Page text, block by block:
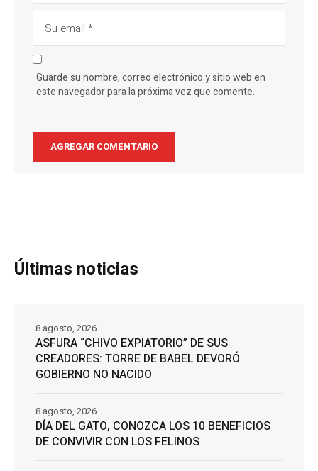
Guarde su nombre, correo electrónico y sitio web en
este navegador para la próxima vez que comente.
Últimas noticias
ASFURA “CHIVO EXPIATORIO” DE SUS
CREADORES: TORRE DE BABEL DEVORÓ
GOBIERNO NO NACIDO
8 agosto, 2026
DÍA DEL GATO, CONOZCA LOS 10 BENEFICIOS
DE CONVIVIR CON LOS FELINOS
8 agosto, 2026